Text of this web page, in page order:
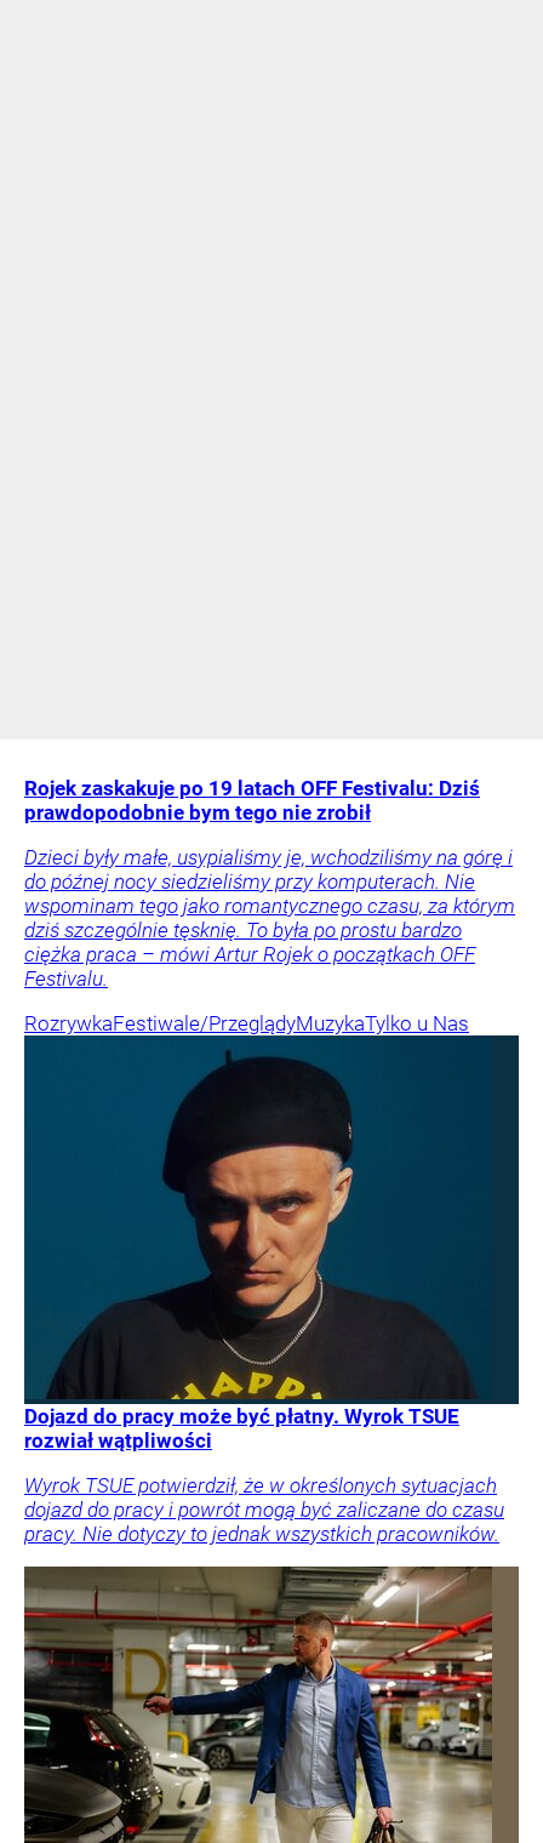
Rojek zaskakuje po 19 latach OFF Festivalu: Dziś
prawdopodobnie bym tego nie zrobił
Dzieci były małe, usypialiśmy je, wchodziliśmy na górę i
do późnej nocy siedzieliśmy przy komputerach. Nie
wspominam tego jako romantycznego czasu, za którym
dziś szczególnie tęsknię. To była po prostu bardzo
ciężka praca – mówi Artur Rojek o początkach OFF
Festivalu.
RozrywkaFestiwale/PrzeglądyMuzykaTylko u Nas
Dojazd do pracy może być płatny. Wyrok TSUE
rozwiał wątpliwości
Wyrok TSUE potwierdził, że w określonych sytuacjach
dojazd do pracy i powrót mogą być zaliczane do czasu
pracy. Nie dotyczy to jednak wszystkich pracowników.